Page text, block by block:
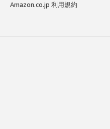
Amazon.co.jp 利用規約